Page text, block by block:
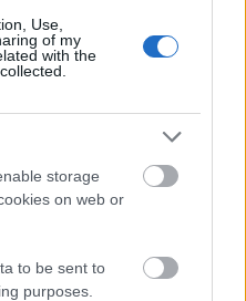
Use,
of my
with the
storage
on web or
to be sent to
purposes.
lecsót befőzni,
rengeteg, amennyit
– amióta a
is egy, hanem két
nekik is jusson. És
télen,